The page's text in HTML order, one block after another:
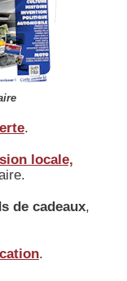
.
locale,
de cadeaux,
.